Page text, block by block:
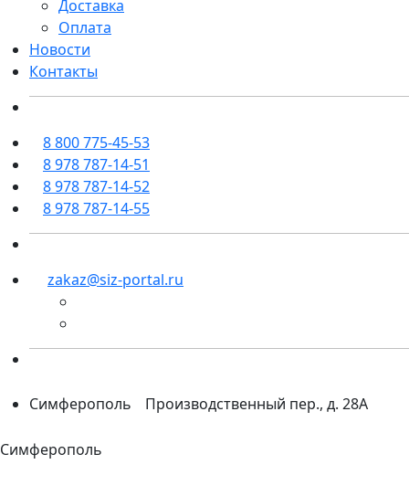
Доставка
Оплата
Новости
Контакты
8 800 775-45-53
8 978 787-14-51
8 978 787-14-52
8 978 787-14-55
zakaz@siz-portal.ru
Симферополь Производственный пер., д. 28А
Симферополь